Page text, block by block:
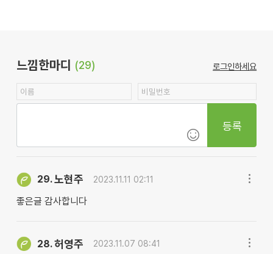
느낌한마디 (29) 로그인하세요
등록
29.노현주 2023.11.11 02:11
좋은글 감사합니다
28.허영주 2023.11.07 08:41